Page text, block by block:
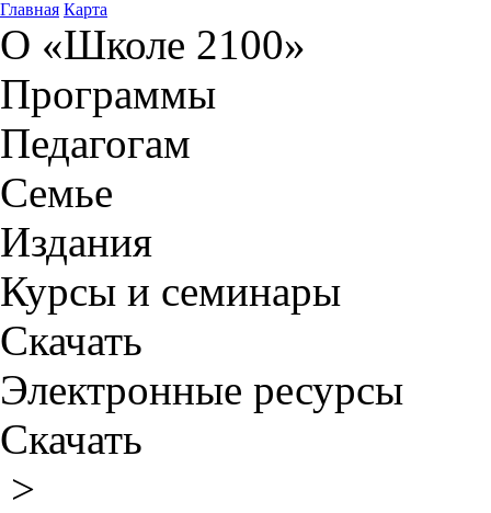
Главная Карта
О «Школе 2100»
Программы
Педагогам
Семье
Издания
Курсы и семинары
Скачать
Электронные ресурсы
Скачать
>